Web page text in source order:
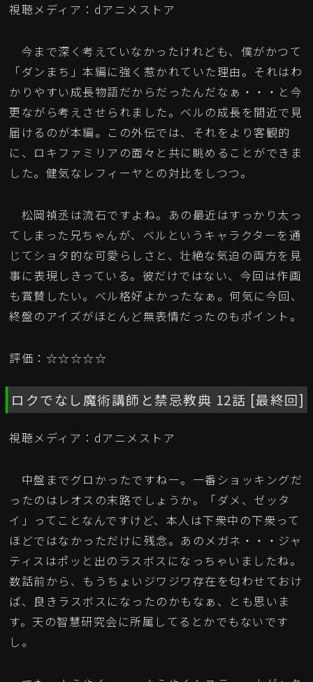
視聴メディア：dアニメストア
今まで深く考えていなかったけれども、僕がかつて
「ダンまち」本編に強く惹かれていた理由。それはわ
かりやすい成長物語だからだったんだなぁ・・・と今
更ながら考えさせられました。ベルの成長を間近で見
届けるのが本編。この外伝では、それをより客観的
に、ロキファミリアの面々と共に眺めることができま
した。健気なレフィーヤとの対比をしつつ。
松岡禎丞は流石ですよね。あの最近はすっかり太っ
てしまった兄ちゃんが、ベルというキャラクターを通
じてショタ的な可愛らしさと、壮絶な気迫の両方を見
事に表現しきっている。彼だけではない、今回は作画
も賞賛したい。ベル格好よかったなぁ。何気に今回、
終盤のアイズがほとんど無表情だったのもポイント。
評価：☆☆☆☆☆
ロクでなし魔術講師と禁忌教典 12話 [最終回]
視聴メディア：dアニメストア
中盤までグロかったですねー。一番ショッキングだ
ったのはレオスの末路でしょうか。「ダメ、ゼッタ
イ」ってことなんですけど、本人は下衆中の下衆って
ほどではなかっただけに残念。あのメガネ・・・ジャ
ティスはポッと出のラスボスになっちゃいましたね。
数話前から、もうちょいジワジワ存在を匂わせておけ
ば、良きラスボスになったのかもなぁ、とも思いま
す。天の智慧研究会に所属してるとかでもないです
し。